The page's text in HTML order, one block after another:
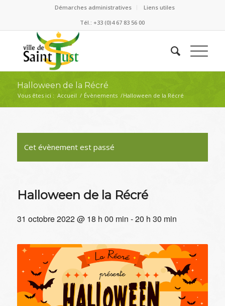
Démarches administratives
Liens utiles
Tél.: +33 (0)4 67 83 56 00
Halloween de la Récré
Vous êtes ici : Accueil / Évènements /Halloween de la Récré
Cet évènement est passé
Halloween de la Récré
31 octobre 2022 @ 18 h 00 min -20 h 30 min